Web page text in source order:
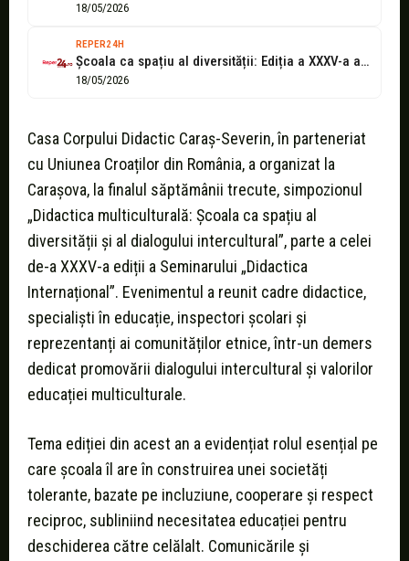
18/05/2026
REPER24H
Școala ca spațiu al diversității: Ediția a XXXV-a a Seminarului „Didactica Internațional”...
18/05/2026
Casa Corpului Didactic Caraș-Severin, în parteneriat
cu Uniunea Croaților din România, a organizat la
Carașova, la finalul săptămânii trecute, simpozionul
„Didactica multiculturală: Școala ca spațiu al
diversității și al dialogului intercultural”, parte a celei
de-a XXXV-a ediții a Seminarului „Didactica
Internațional”. Evenimentul a reunit cadre didactice,
specialiști în educație, inspectori școlari și
reprezentanți ai comunităților etnice, într-un demers
dedicat promovării dialogului intercultural și valorilor
educației multiculturale.
Tema ediției din acest an a evidențiat rolul esențial pe
care școala îl are în construirea unei societăți
tolerante, bazate pe incluziune, cooperare și respect
reciproc, subliniind necesitatea educației pentru
deschiderea către celălalt. Comunicările și